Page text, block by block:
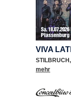
VIVA
STILBRUCH,
mehr